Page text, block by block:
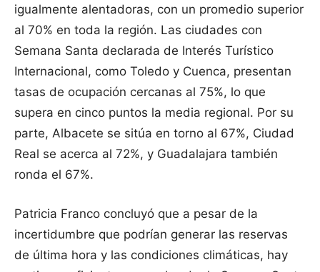
igualmente alentadoras, con un promedio superior
al 70% en toda la región. Las ciudades con
Semana Santa declarada de Interés Turístico
Internacional, como Toledo y Cuenca, presentan
tasas de ocupación cercanas al 75%, lo que
supera en cinco puntos la media regional. Por su
parte, Albacete se sitúa en torno al 67%, Ciudad
Real se acerca al 72%, y Guadalajara también
ronda el 67%.
Patricia Franco concluyó que a pesar de la
incertidumbre que podrían generar las reservas
de última hora y las condiciones climáticas, hay